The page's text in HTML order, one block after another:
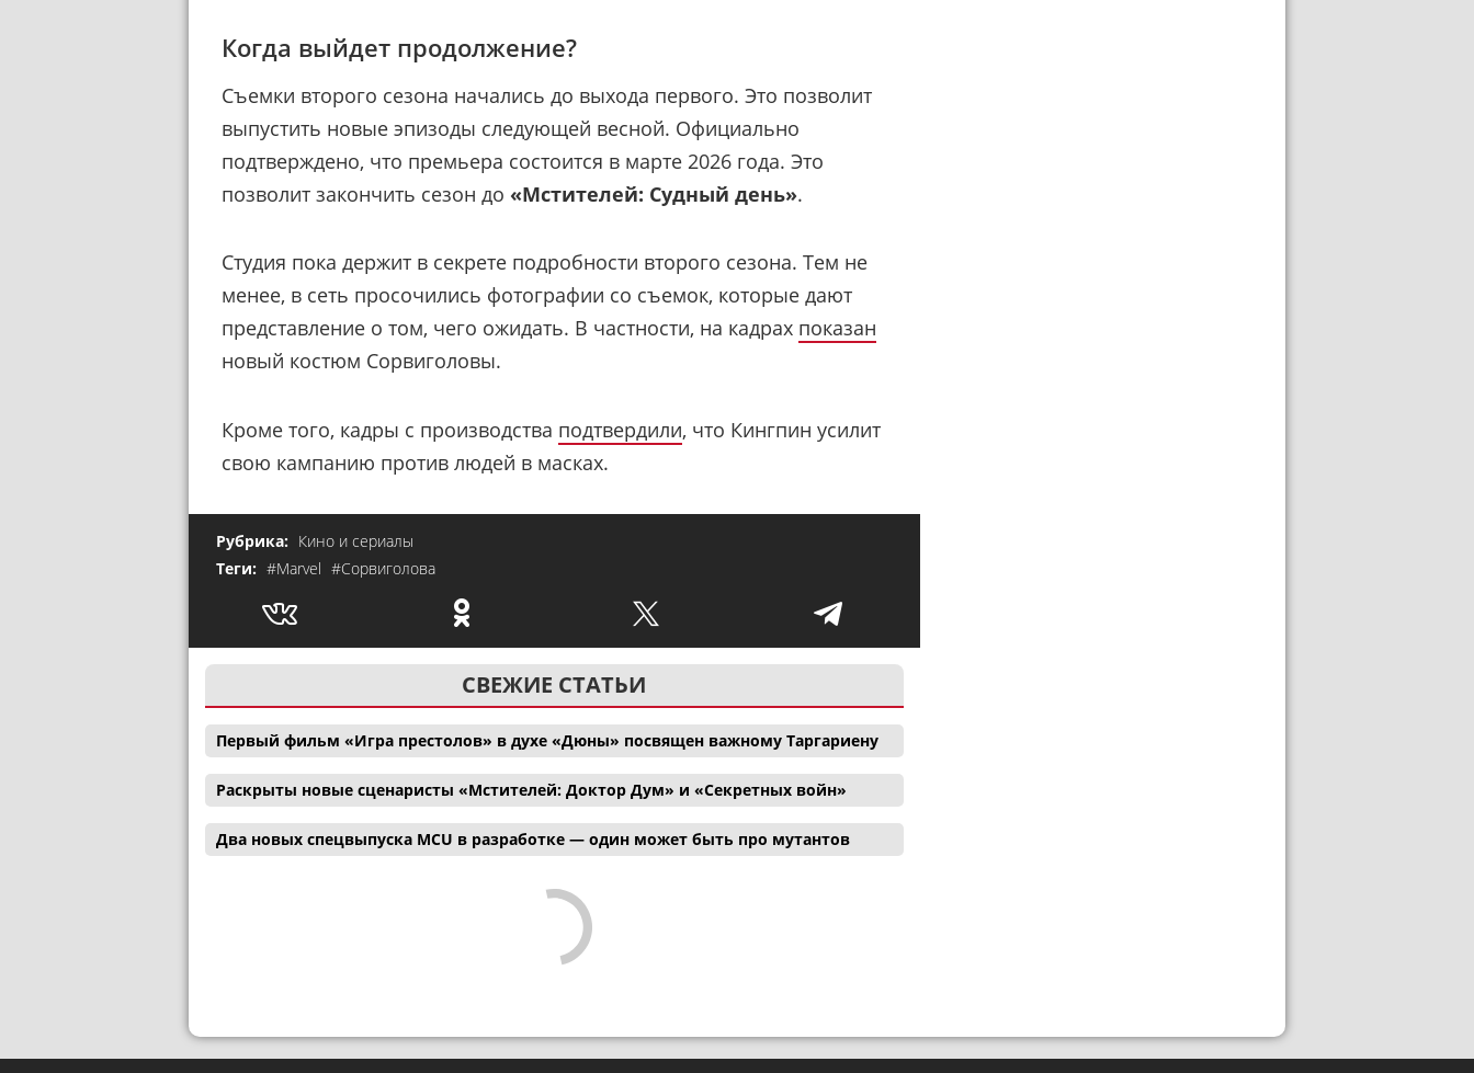
Когда выйдет продолжение?
Съемки второго сезона начались до выхода первого. Это позволит
выпустить новые эпизоды следующей весной. Официально
подтверждено, что премьера состоится в марте 2026 года. Это
позволит закончить сезон до «Мстителей: Судный день».
Студия пока держит в секрете подробности второго сезона. Тем не
менее, в сеть просочились фотографии со съемок, которые дают
представление о том, чего ожидать. В частности, на кадрах показан
новый костюм Сорвиголовы.
Кроме того, кадры с производства подтвердили, что Кингпин усилит
свою кампанию против людей в масках.
Рубрика: Кино и сериалы
Теги: #Marvel #Сорвиголова
СВЕЖИЕ СТАТЬИ
Первый фильм «Игра престолов» в духе «Дюны» посвящен важному Таргариену
Раскрыты новые сценаристы «Мстителей: Доктор Дум» и «Секретных войн»
Два новых спецвыпуска MCU в разработке — один может быть про мутантов